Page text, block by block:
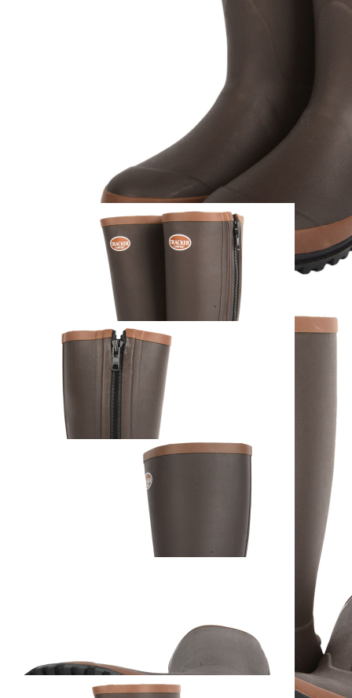
Zum Anfang der Bildergalerie springen
25011909
AKAH Gummistiefel
Neopren Tracker
Comfort Braun
Zur Wunschliste hinzufügen